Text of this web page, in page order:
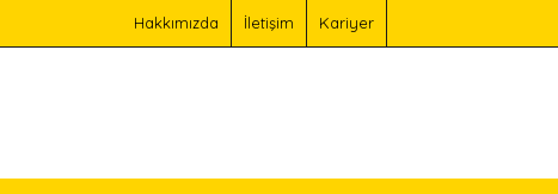
Hakkımızda İletişim Kariyer